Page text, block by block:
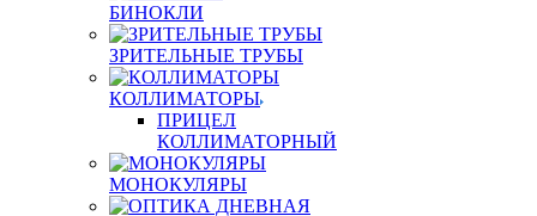
БИНОКЛИ
ЗРИТЕЛЬНЫЕ ТРУБЫ
КОЛЛИМАТОРЫ
ПРИЦЕЛ
КОЛЛИМАТОРНЫЙ
МОНОКУЛЯРЫ